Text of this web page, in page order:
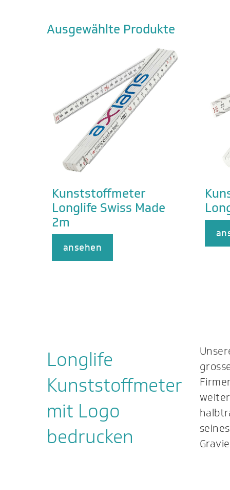
Ausgewählte Produkte
Kunststoffmeter
Longlife Swiss Made
2m
ansehen
Longlife
Kunststoffmeter
mit Logo
bedrucken